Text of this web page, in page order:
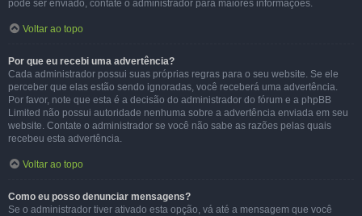
pode ser enviado, contate o administrador para maiores informações.
Voltar ao topo
Por que eu recebi uma advertência?
Cada administrador possui suas próprias regras para o seu website. Se ele
perceber que elas estão sendo ignoradas, você receberá uma advertência.
Por favor, note que esta é a decisão do administrador do fórum e a phpBB
Limited não possui autoridade nenhuma sobre a advertência enviada em seu
website. Contate o administrador se você não sabe as razões pelas quais
recebeu esta advertência.
Voltar ao topo
Como eu posso denunciar mensagens?
Se o administrador tiver ativado esta opção, vá até a mensagem que você